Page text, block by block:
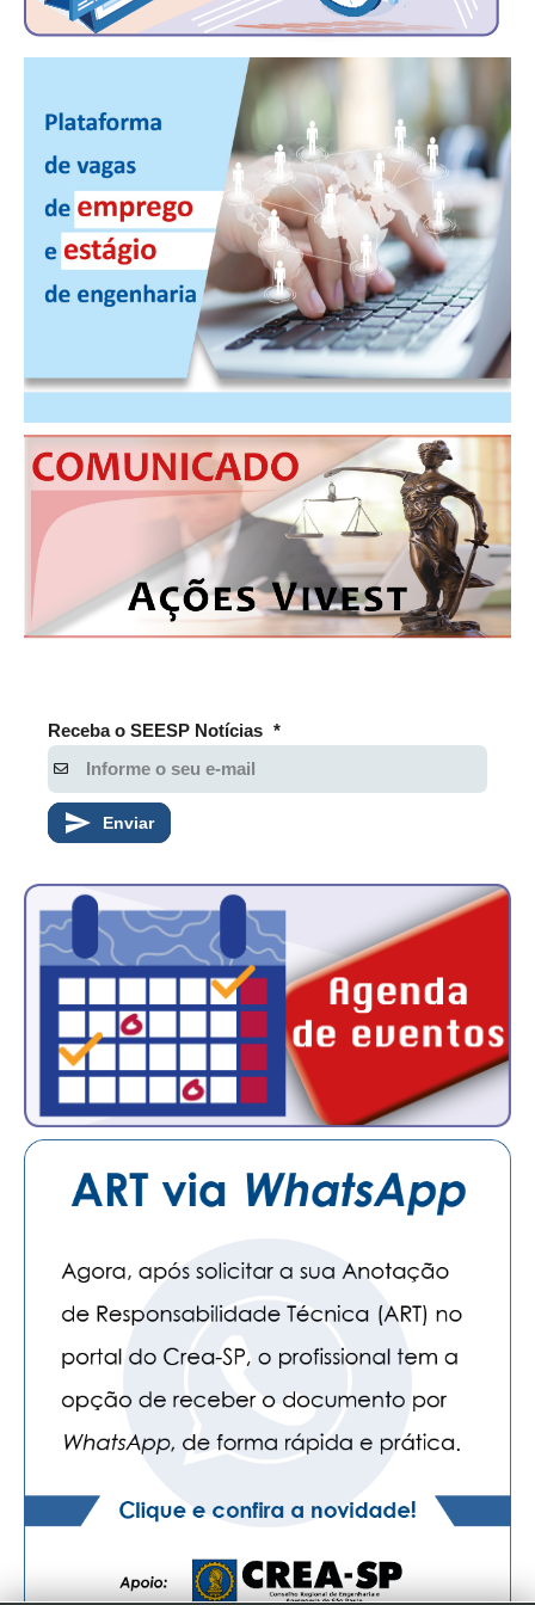
CONTATO
CADASTRO
ASSOCIE-SE
ATUALIZAÇÃO CADASTRAL
NÚCLEO JOVEM
Receba o SEESP Notícias *
Enviar